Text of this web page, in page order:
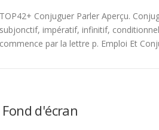
TOP42+ Conjuguer Parler Aperçu.
subjonctif, impératif, infinitif,
commence par la lettre p. Emploi Et
d'écran